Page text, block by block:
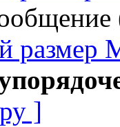
размер
]